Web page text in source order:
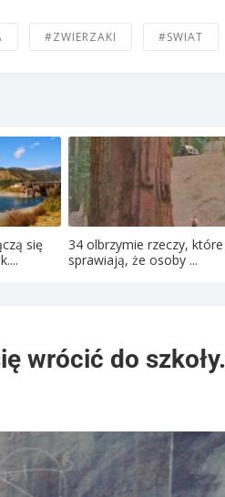
#ZWIERZAKI #SWIAT
się
34 olbrzymie rzeczy, które
sprawiają, że osoby ...
wrócić do szkoły.